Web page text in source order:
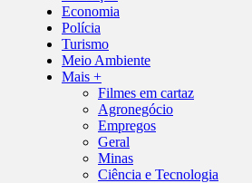
Economia
Polícia
Turismo
Meio Ambiente
Mais +
Filmes em cartaz
Agronegócio
Empregos
Geral
Minas
Ciência e Tecnologia